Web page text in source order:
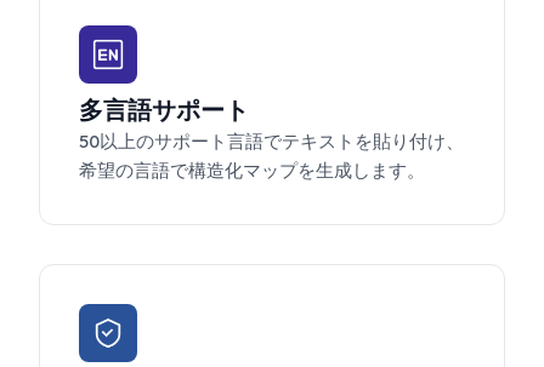
多言語サポート
50以上のサポート言語でテキストを貼り付け、
希望の言語で構造化マップを生成します。